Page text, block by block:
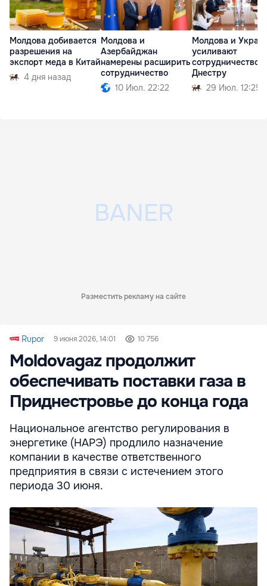
Молдова добивается
разрешения на
экспорт меда в Китай
4 дня назад
Молдова и
Азербайджан
намерены расширить
сотрудничество
10 Июл. 22:22
Молдова и
усиливают
сотрудничество
Днестру
29 Июл. 12:25
Разместить рекламу на сайте
Rupor 9 июня 2026, 14:01 10 756
Moldovagaz продолжит
обеспечивать поставки газа в
Приднестровье до конца года
Национальное агентство регулирования в
энергетике (НАРЭ) продлило назначение
компании в качестве ответственного
предприятия в связи с истечением этого
периода 30 июня.